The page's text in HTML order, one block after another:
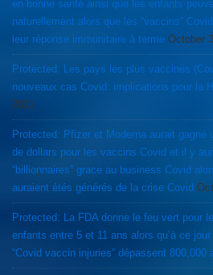
en bonne santé ainsi que les enfants
naturellement alors que les “vaccins”
leur réponse immunitaire à terme October
Protected: Les pays les plus vaccinés
nouveaux cas Covid: implications pour la
2021
Protected: Pfizer et Moderna aurait gagné
de dollars pour les vaccins Covid et il y
“billionnaires” grace au business Covid
auraient étés générés de la crise Covid
Protected: La FDA donne le feu vert pour
enfants entre 5 et 11 ans alors qu’à ce
“Covid vaccin injuries” dépassent 800,000